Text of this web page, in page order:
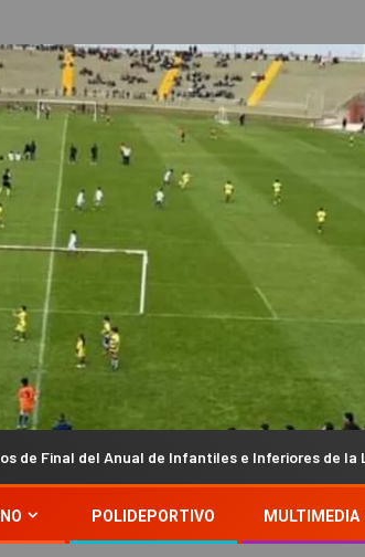
Infantiles e Inferiores de la Liga Chacarera
POLIDEPORTIVO MULTIMEDIA